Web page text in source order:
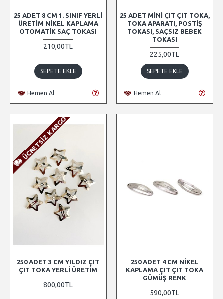
25 ADET 8 CM 1. SINIF YERLI
ÜRETIM NIKEL KAPLAMA
OTOMATIK SAÇ TOKASI
210,00TL
SEPETE EKLE
Hemen Al
25 ADET MINI ÇIT ÇIT TOKA,
TOKA APARATI, POSTIŞ
TOKASI, SAÇSIZ BEBEK
TOKASI
225,00TL
SEPETE EKLE
Hemen Al
ÜCRETSIZ KARGO
250 ADET 3 CM YILDIZ ÇIT
ÇIT TOKA YERLI ÜRETIM
800,00TL
250 ADET 4 CM NIKEL
KAPLAMA ÇIT ÇIT TOKA
GÜMÜŞ RENK
590,00TL